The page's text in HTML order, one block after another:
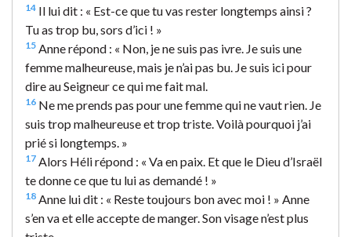
14 Il lui dit : « Est-ce que tu vas rester longtemps ainsi ?
Tu as trop bu, sors d’ici ! »
15 Anne répond : « Non, je ne suis pas ivre. Je suis une
femme malheureuse, mais je n’ai pas bu. Je suis ici pour
dire au Seigneur ce qui me fait mal.
16 Ne me prends pas pour une femme qui ne vaut rien. Je
suis trop malheureuse et trop triste. Voilà pourquoi j’ai
prié si longtemps. »
17 Alors Héli répond : « Va en paix. Et que le Dieu d’Israël
te donne ce que tu lui as demandé ! »
18 Anne lui dit : « Reste toujours bon avec moi ! » Anne
s’en va et elle accepte de manger. Son visage n’est plus